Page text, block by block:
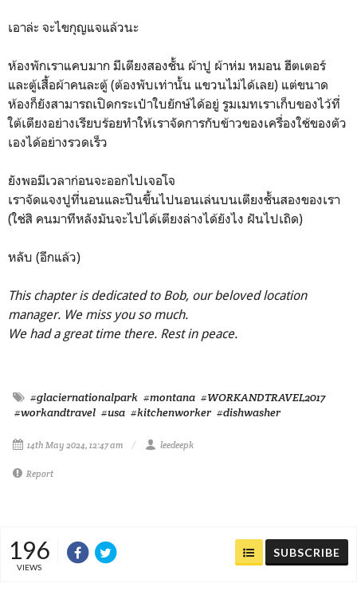
เอาล่ะ จะไขกุญแจแล้วนะ
ห้องพักเราแคบมาก มีเตียงสองชั้น ผ้าปู ผ้าห่ม หมอน ฮีตเตอร์
และตู้เสื้อผ้าคนละตู้ (ต้องพับเท่านั้น แขวนไม่ได้เลย) แต่ขนาด
ห้องก็ยังสามารถเปิดกระเป๋าใบยักษ์ได้อยู่ รูมเมทเราเก็บของไว้ที่
ใต้เตียงอย่างเรียบร้อยทำให้เราจัดการกับข้าวของเครื่องใช้ของตัว
เองได้อย่างรวดเร็ว
ยังพอมีเวลาก่อนจะออกไปเจอโจ
เราจัดแจงปูที่นอนและปีนขึ้นไปนอนเล่นบนเตียงชั้นสองของเรา
(ใช่สิ คนมาทีหลังมันจะไปได้เตียงล่างได้ยังไง ฝันไปเถิด)
หลับ (อีกแล้ว)
This chapter is dedicated to Bob, our beloved location
manager. We miss you so much.
We had a great time there. Rest in peace.
#glaciernationalpark #montana #WORKANDTRAVEL2017
#workandtravel #usa #kitchenworker #dishwasher
14th May 2024, 12:47 am leedeepk
Report
196
VIEWS
SUBSCRIBE